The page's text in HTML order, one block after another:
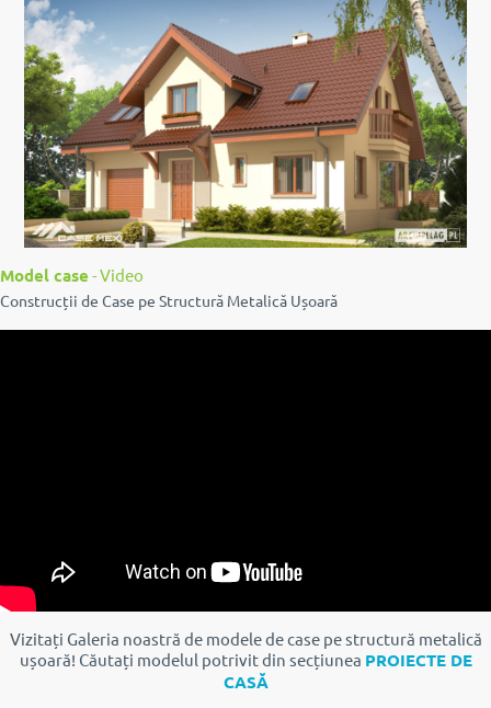
Model case - Video
Construcții de Case pe Structură Metalică Ușoară
Vizitați Galeria noastră de modele de case pe structură metalică
ușoară! Căutați modelul potrivit din secțiunea PROIECTE DE
CASĂ